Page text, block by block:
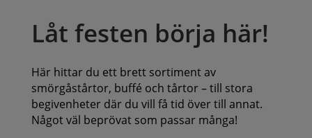
Låt festen börja här!
Här hittar du ett brett sortiment av
smörgåstårtor, buffé och tårtor – till stora
begivenheter där du vill få tid över till annat.
Något väl beprövat som passar många!